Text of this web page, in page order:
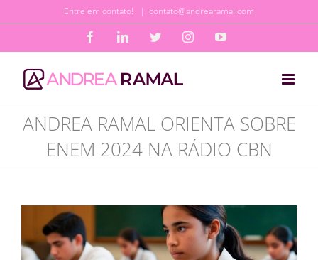
o
conteúdo
Entre em contato! | contato@andrearamal.com
FacebookLinkedInTwitterInstagramYouTube
ANDREA RAMAL ORIENTA SOBRE
ENEM 2024 NA RÁDIO CBN